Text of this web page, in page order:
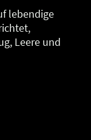
lebendige
Leere und